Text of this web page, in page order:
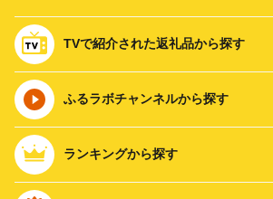
TVで紹介された返礼品から探す
ふるラボチャンネルから探す
ランキングから探す